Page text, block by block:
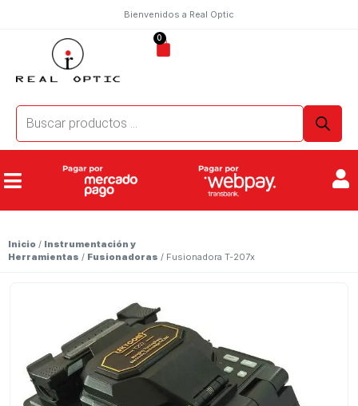
Bienvenidos a Real Optic
0
Inicio / Instrumentación y
Herramientas / Fusionadoras / Fusionadora T-207x